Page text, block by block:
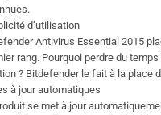
d’utilisation
Antivirus Essential 2015
rang. Pourquoi perdre du
? Bitdefender le fait à la place
à jour automatiques
se met à jour